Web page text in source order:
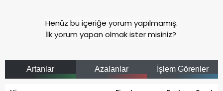
Henüz bu içeriğe yorum yapılmamış.
İlk yorum yapan olmak ister misiniz?
Artanlar Azalanlar İşlem Görenler